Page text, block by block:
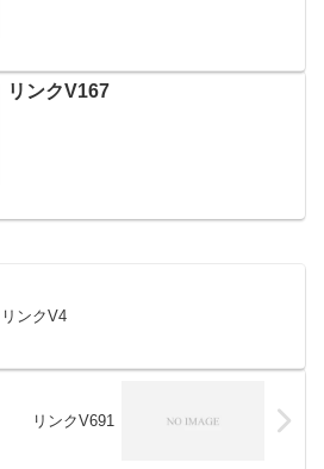
リンクV167
リンクV4
リンクV691